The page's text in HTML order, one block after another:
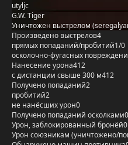
utyljc
G.W. Tiger
Уничтожен выстрелом
Произведено выстрелов4
прямых попаданий/пробитий1/0
осколочно-фугасных
Нанесение урона412
с дистанции свыше 300 м412
Получено попаданий2
пробитий2
не нанёсших урон0
Получено попаданий осколками0
Урон, заблокированный бронёй0
Урон союзникам (уничтожено/